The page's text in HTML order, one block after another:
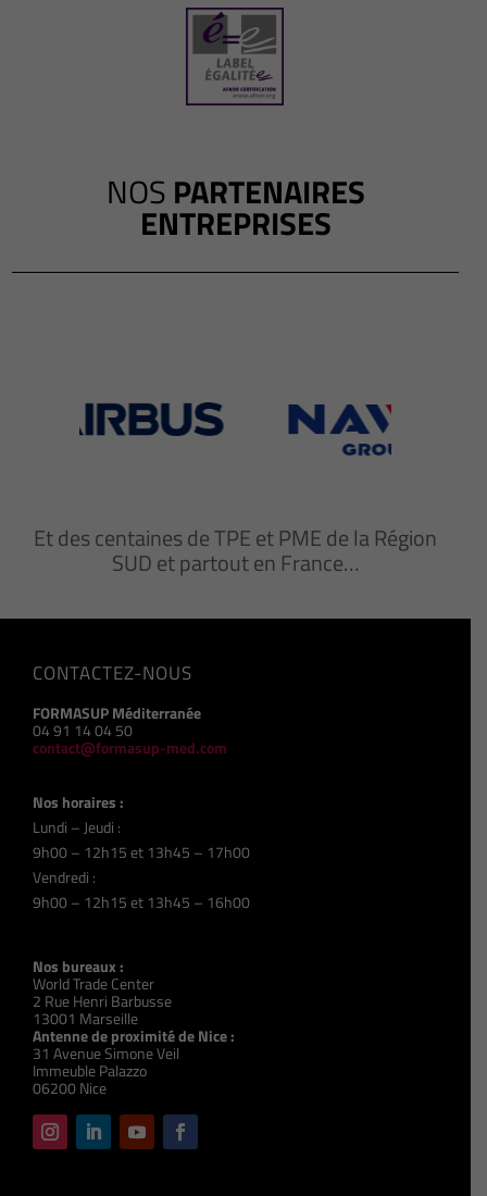
NOS PARTENAIRES
ENTREPRISES
Et des centaines de TPE et PME de la Région
SUD et partout en France…
CONTACTEZ-NOUS
FORMASUP Méditerranée
04 91 14 04 50
contact@formasup-med.com
Nos horaires :
Lundi – Jeudi :
9h00 – 12h15 et 13h45 – 17h00
Vendredi :
9h00 – 12h15 et 13h45 – 16h00
Nos bureaux :
World Trade Center
2 Rue Henri Barbusse
13001 Marseille
Antenne de proximité de Nice :
31 Avenue Simone Veil
Immeuble Palazzo
06200 Nice